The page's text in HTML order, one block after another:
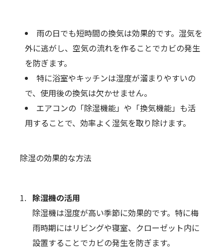
雨の日でも短時間の換気は効果的です。湿気を
外に逃がし、空気の流れを作ることでカビの発生
を防ぎます。
特に浴室やキッチンは湿度が溜まりやすいの
で、使用後の換気は欠かせません。
エアコンの「除湿機能」や「換気機能」も活
用することで、効率よく湿気を取り除けます。
除湿の効果的な方法
除湿機の活用
除湿機は湿度が高い季節に効果的です。特に梅
雨時期にはリビングや寝室、クローゼット内に
設置することでカビの発生を防ぎます。